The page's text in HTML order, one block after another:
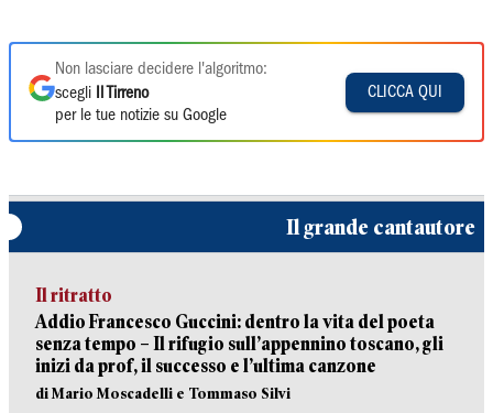
Non lasciare decidere l'algoritmo:
scegli
Il Tirreno
per le tue notizie su Google
CLICCA QUI
Il grande cantautore
Il ritratto
Addio Francesco Guccini: dentro la vita del poeta
senza tempo – Il rifugio sull’appennino toscano, gli
inizi da prof, il successo e l’ultima canzone
di Mario Moscadelli e Tommaso Silvi